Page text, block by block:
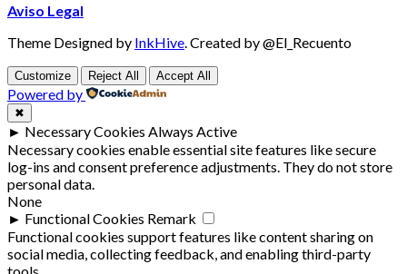
Aviso Legal
Theme Designed by InkHive.Created by @El_Recuento
Customize Reject All Accept All
Powered by
✖
► Necessary Cookies Always Active
Necessary cookies enable essential site features like secure
log-ins and consent preference adjustments. They do not store
personal data.
None
► Functional Cookies Remark
Functional cookies support features like content sharing on
social media, collecting feedback, and enabling third-party